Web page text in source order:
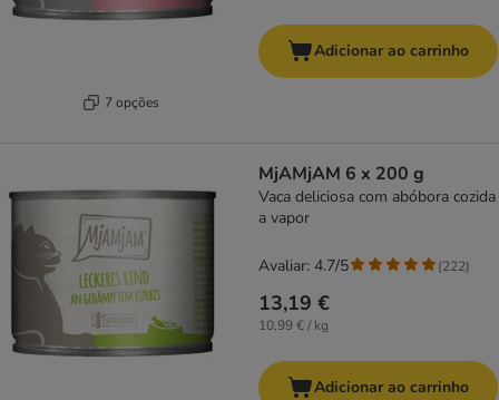
7 opções
Adicionar ao carrinho
MjAMjAM 6 x 200 g
Vaca deliciosa com abóbora cozida
a vapor
13,19 €
10,99 € / kg
Avaliar: 4.7/5 (222)
Adicionar ao carrinho